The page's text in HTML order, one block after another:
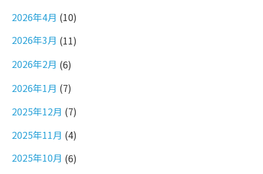
2026年4月 (10)
2026年3月 (11)
2026年2月 (6)
2026年1月 (7)
2025年12月 (7)
2025年11月 (4)
2025年10月 (6)